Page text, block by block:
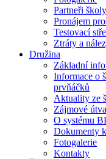
Partneři školy
Pronájem
Testovací
Ztráty a
Družina
Základní
Informace o
prvňáčků
Aktuality ze
Zájmové
O systému
Dokumenty
Fotogalerie
Kontakty